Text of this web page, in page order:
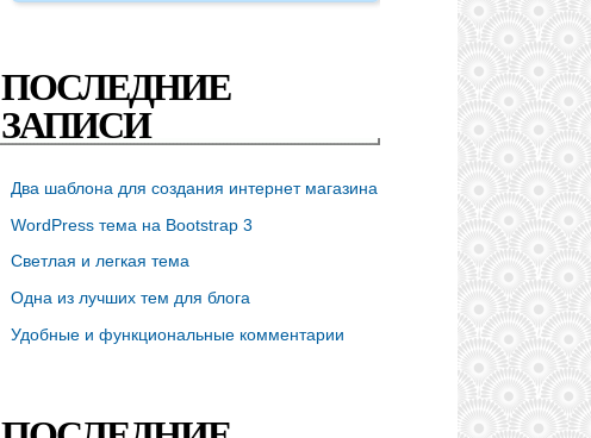
ПОСЛЕДНИЕ
ЗАПИСИ
Два шаблона для создания интернет магазина
WordPress тема на Bootstrap 3
Светлая и легкая тема
Одна из лучших тем для блога
Удобные и функциональные комментарии